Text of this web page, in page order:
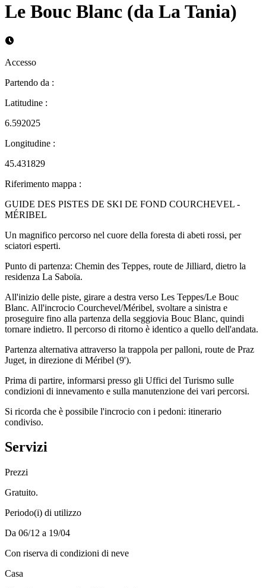
Le Bouc Blanc (da La Tania)
Accesso
Partendo da :
Latitudine :
6.592025
Longitudine :
45.431829
Riferimento mappa :
GUIDE DES PISTES DE SKI DE FOND COURCHEVEL -
MÉRIBEL
Un magnifico percorso nel cuore della foresta di abeti rossi, per
sciatori esperti.
Punto di partenza: Chemin des Teppes, route de Jilliard, dietro la
residenza La Saboïa.
All'inizio delle piste, girare a destra verso Les Teppes/Le Bouc
Blanc. All'incrocio Courchevel/Méribel, svoltare a sinistra e
proseguire fino alla partenza della seggiovia Bouc Blanc, quindi
tornare indietro. Il percorso di ritorno è identico a quello dell'andata.
Partenza alternativa attraverso la trappola per palloni, route de Praz
Juget, in direzione di Méribel (9').
Prima di partire, informarsi presso gli Uffici del Turismo sulle
condizioni di innevamento e sulla manutenzione dei vari percorsi.
Si ricorda che è possibile l'incrocio con i pedoni: itinerario
condiviso.
Servizi
Prezzi
Gratuito.
Periodo(i) di utilizzo
Da 06/12 a 19/04
Con riserva di condizioni di neve
Casa